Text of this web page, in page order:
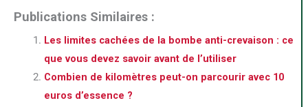
Publications Similaires :
Les limites cachées de la bombe anti-crevaison : ce
que vous devez savoir avant de l’utiliser
Combien de kilomètres peut-on parcourir avec 10
euros d’essence ?